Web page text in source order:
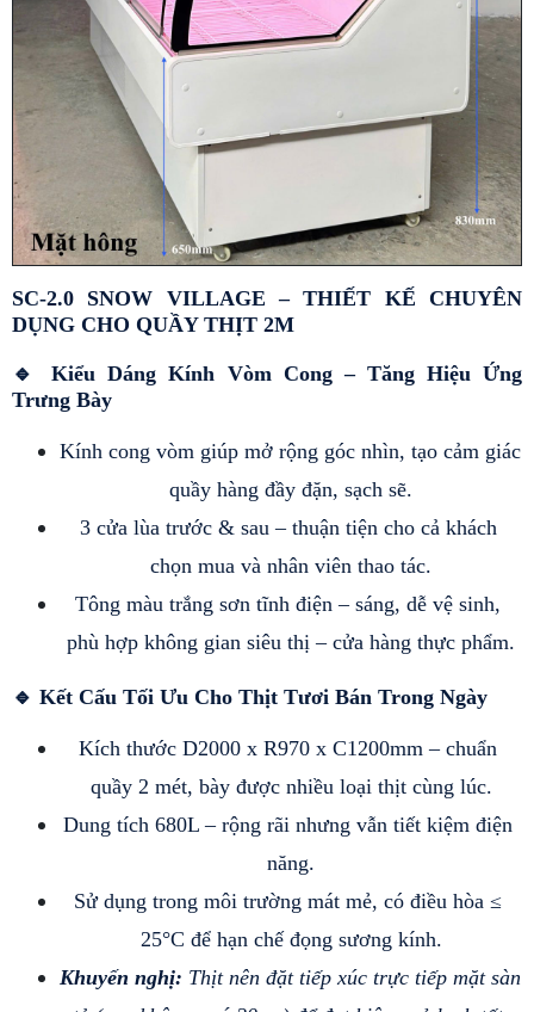
SC-2.0 SNOW VILLAGE – THIẾT KẾ CHUYÊN
DỤNG CHO QUẦY THỊT 2M
🔹 Kiểu Dáng Kính Vòm Cong – Tăng Hiệu Ứng
Trưng Bày
Kính cong vòm giúp mở rộng góc nhìn, tạo cảm giác
quầy hàng đầy đặn, sạch sẽ.
3 cửa lùa trước & sau – thuận tiện cho cả khách
chọn mua và nhân viên thao tác.
Tông màu trắng sơn tĩnh điện – sáng, dễ vệ sinh,
phù hợp không gian siêu thị – cửa hàng thực phẩm.
🔹 Kết Cấu Tối Ưu Cho Thịt Tươi Bán Trong Ngày
Kích thước D2000 x R970 x C1200mm – chuẩn
quầy 2 mét, bày được nhiều loại thịt cùng lúc.
Dung tích 680L – rộng rãi nhưng vẫn tiết kiệm điện
năng.
Sử dụng trong môi trường mát mẻ, có điều hòa ≤
25°C để hạn chế đọng sương kính.
Khuyến nghị: Thịt nên đặt tiếp xúc trực tiếp mặt sàn